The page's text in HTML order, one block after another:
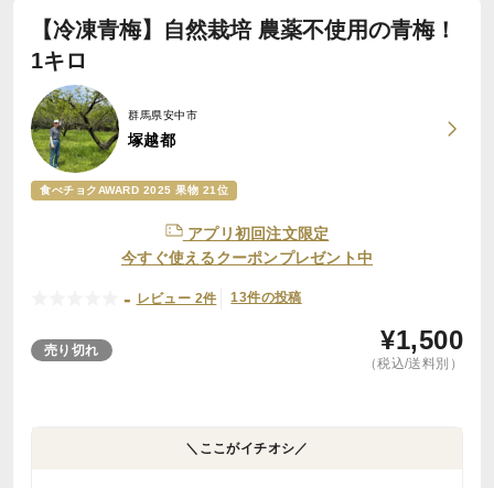
【冷凍青梅】自然栽培 農薬不使用の青梅！
1キロ
群馬県安中市
塚越都
食べチョクAWARD 2025 果物 21位
アプリ初回注文限定
今すぐ使えるクーポンプレゼント中
- レビュー 2件 13件の投稿
売り切れ ¥1,500
（税込/送料別）
＼ここがイチオシ／